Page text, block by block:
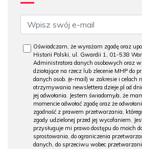
Oświadczam, że wyrażam zgodę oraz
Historii Polski, ul. Gwardii 1, 01-538
Administratora danych osobowych oraz
działające na rzecz lub zlecenie MHP do
danych osob. (e-mail) w zakresie i celach
otrzymywania newslettera dzieje.pl od
jej odwołania. Jestem świadomy/a, że
momencie odwołać zgodę oraz że
zgodność z prawem przetwarzania,
zgody udzielonej przed jej wycofaniem.
przysługuje mi prawo dostępu do moich
sprostowania, do ograniczenia
danych, do sprzeciwu wobec